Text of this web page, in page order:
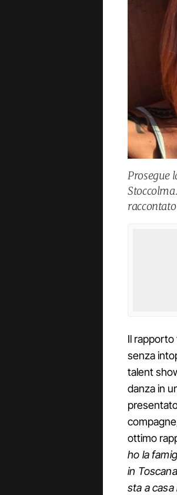
Prosegue
Il rapporto
senza
talent
danza in
ottimo
ho la
in
sta a